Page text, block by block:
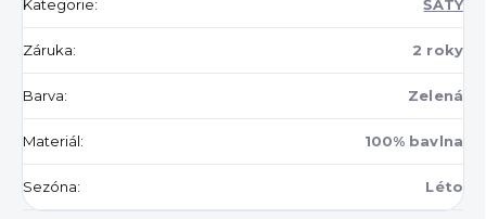
Kategorie: ŠATY
Záruka: 2 roky
Barva: Zelená
Materiál: 100% bavlna
Sezóna: Léto